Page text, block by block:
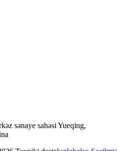
sənaye sahəsi Yueqing,